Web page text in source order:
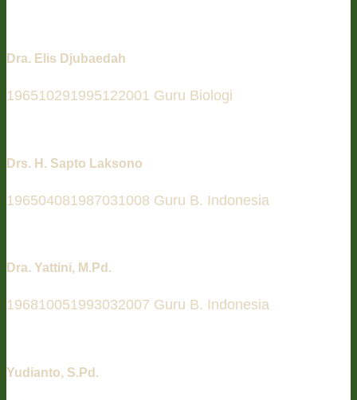
Dra. Elis Djubaedah
196510291995122001 Guru Biologi
Drs. H. Sapto Laksono
196504081987031008 Guru B. Indonesia
Dra. Yattini, M.Pd.
196810051993032007 Guru B. Indonesia
Yudianto, S.Pd.